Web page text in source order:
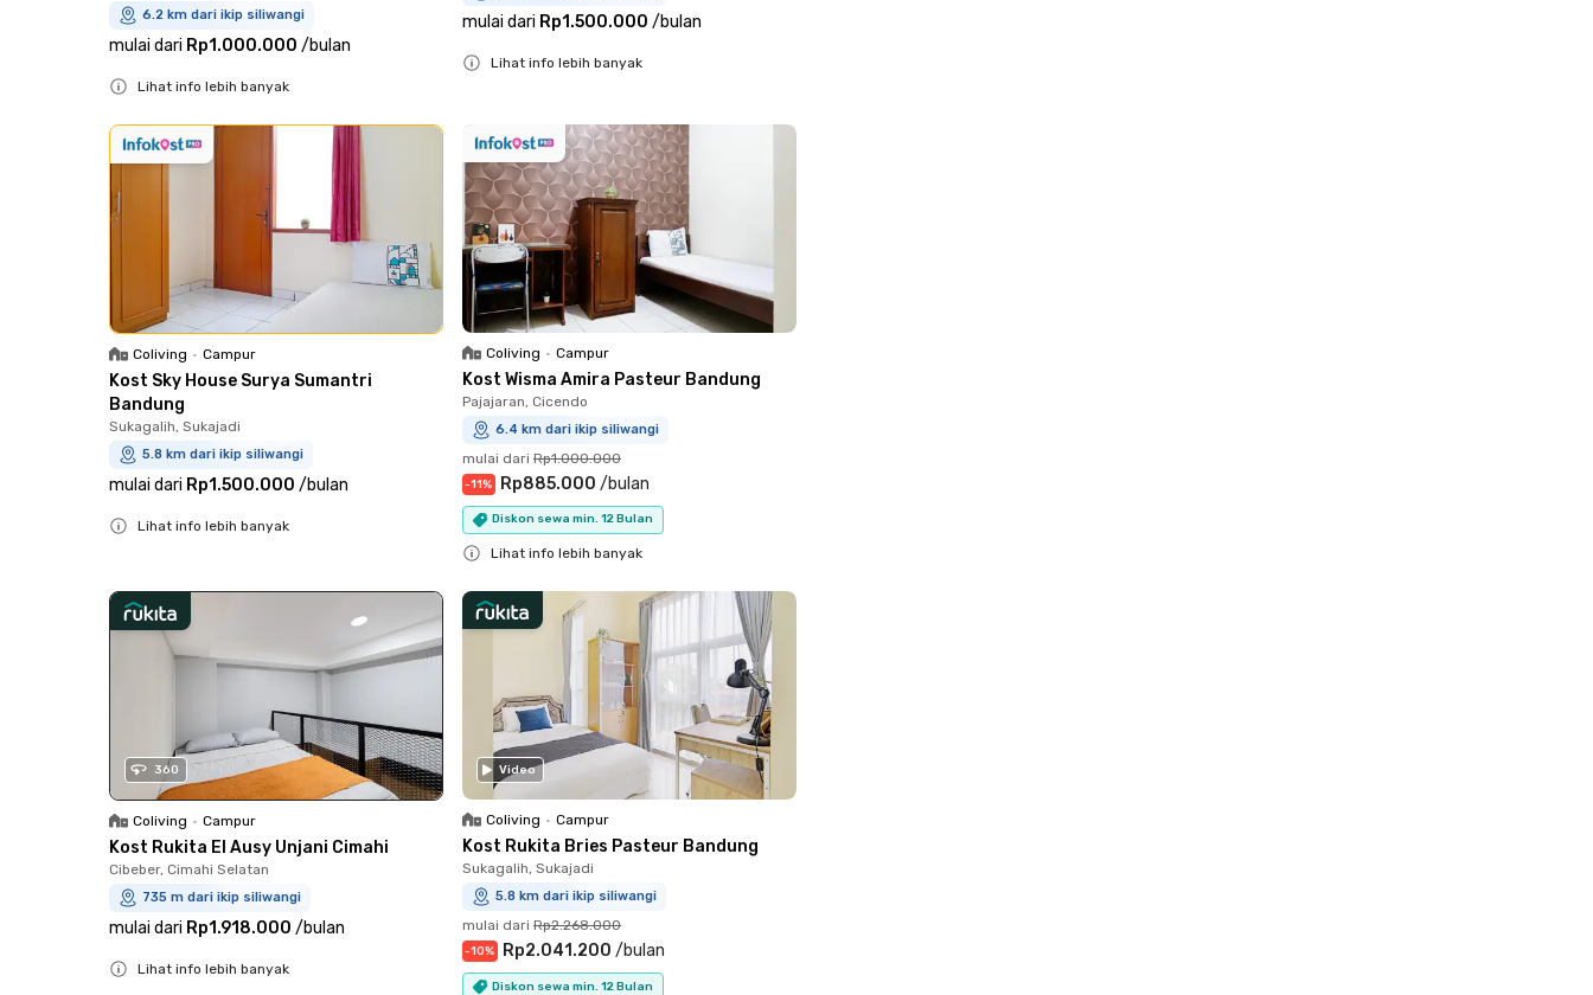
6.2 km dari ikip siliwangi
mulai dari Rp1.000.000 /bulan
Lihat info lebih banyak
mulai dari Rp1.500.000 /bulan
Lihat info lebih banyak
Coliving • Campur
Kost Sky House Surya Sumantri
Bandung
Sukagalih, Sukajadi
5.8 km dari ikip siliwangi
mulai dari Rp1.500.000 /bulan
Lihat info lebih banyak
Coliving • Campur
Kost Wisma Amira Pasteur Bandung
Pajajaran, Cicendo
6.4 km dari ikip siliwangi
mulai dari Rp1.000.000
-11% Rp885.000 /bulan
Diskon sewa min. 12 Bulan
Lihat info lebih banyak
360
Coliving • Campur
Kost Rukita El Ausy Unjani Cimahi
Cibeber, Cimahi Selatan
735 m dari ikip siliwangi
mulai dari Rp1.918.000 /bulan
Lihat info lebih banyak
Video
Coliving • Campur
Kost Rukita Bries Pasteur Bandung
Sukagalih, Sukajadi
5.8 km dari ikip siliwangi
mulai dari Rp2.268.000
-10% Rp2.041.200 /bulan
Diskon sewa min. 12 Bulan